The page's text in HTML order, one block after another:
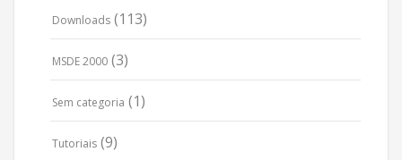
Downloads (113)
MSDE 2000 (3)
Sem categoria (1)
Tutoriais (9)